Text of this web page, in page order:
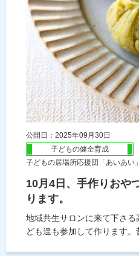
公開日：2025年09月30日
子どもの健全育成
子どもの居場所応援団「あいあい」
10月4日、手作りおや
ります。
地域共生サロンに来て下さ
ども達も参加して作ります。